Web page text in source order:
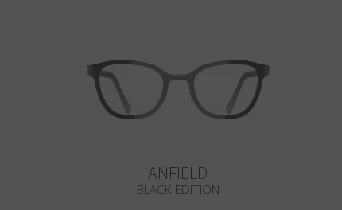
ANFIELD
BLACK EDITION